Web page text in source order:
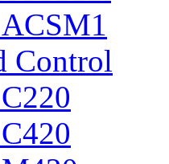
Control